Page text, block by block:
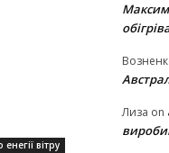
вітру
Лиза on